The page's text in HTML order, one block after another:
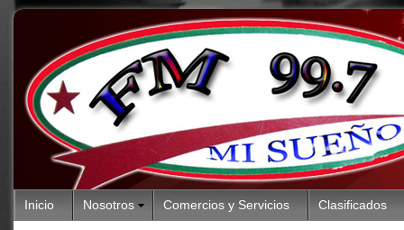
Inicio Nosotros Comercios y Servicios Clasificados